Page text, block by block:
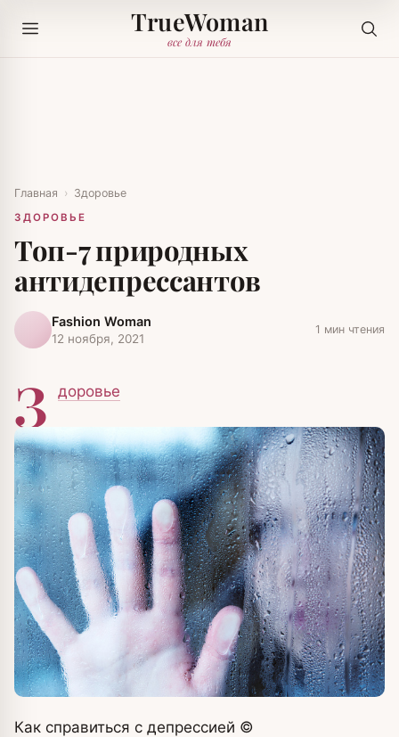
TrueWoman
все для тебя
Главная › Здоровье
ЗДОРОВЬЕ
Топ-7 природных
антидепрессантов
Fashion Woman
12 ноября, 2021
1 мин чтения
З доровье
Как справиться с депрессией ©